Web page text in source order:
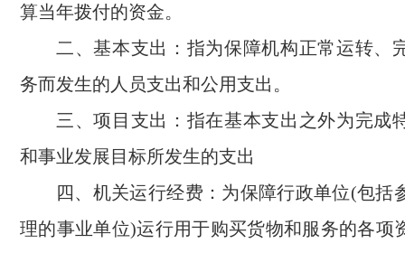
算当年拨付的资金。
二、基本支出：指为保障机构正常运转、
务而发生的人员支出和公用支出。
三、项目支出：指在基本支出之外为完成
和事业发展目标所发生的支出
四、机关运行经费：为保障行政单位(包括
理的事业单位)运行用于购买货物和服务的各项